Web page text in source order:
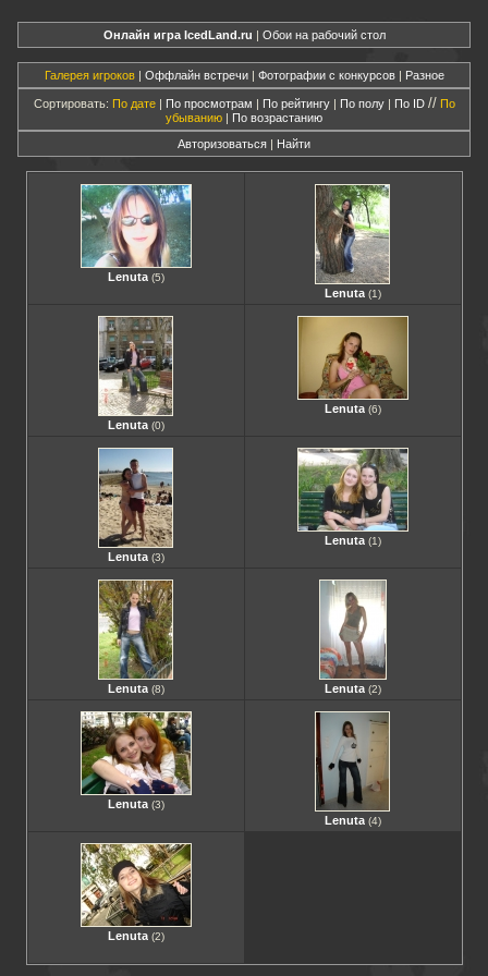
Онлайн игра IcedLand.ru | Обои на рабочий стол
Галерея игроков| Оффлайн встречи| Фотографии с конкурсов| Разное
Сортировать: По дате| По просмотрам | По рейтингу| По полу| По ID // По
убыванию | По возрастанию
Авторизоваться | Найти
Lenuta (5)
Lenuta (1)
Lenuta (0)
Lenuta (6)
Lenuta (3)
Lenuta (1)
Lenuta (8) Lenuta (2)
Lenuta (3)
Lenuta (4)
Lenuta (2)